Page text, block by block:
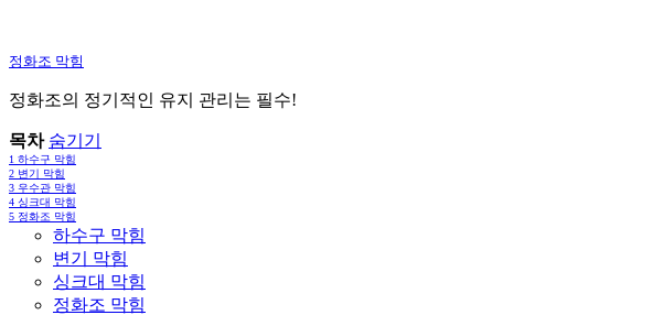
정화조 막힘
정화조의 정기적인 유지 관리는 필수!
목차 숨기기
1 하수구 막힘
2 변기 막힘
3 우수관 막힘
4 싱크대 막힘
5 정화조 막힘
하수구 막힘
변기 막힘
싱크대 막힘
정화조 막힘